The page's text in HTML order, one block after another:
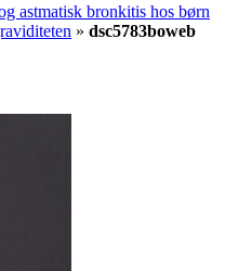
astmatisk bronkitis hos børn
» dsc5783boweb